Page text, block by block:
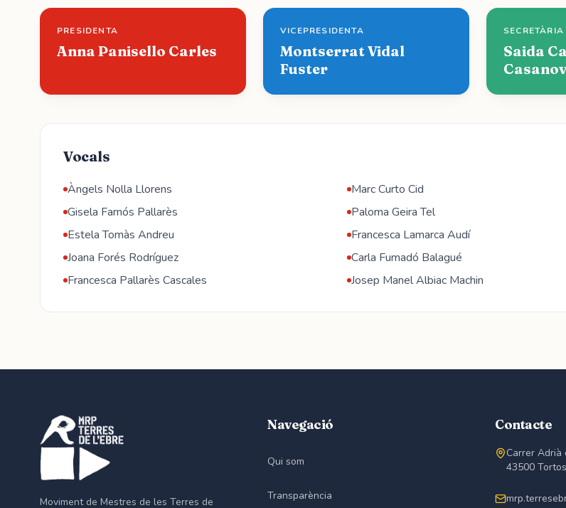
PRESIDENTA
Anna Panisello Carles
VICEPRESIDENTA
Montserrat Vidal
Fuster
SECRETÀRIA
Saida
Vocals
Àngels Nolla Llorens Marc Curto Cid
Gisela Farnós Pallarès
Paloma Geira Tel
Estela Tomàs Andreu
Francesca Lamarca Audí
Joana Forés Rodríguez
Carla Fumadó Balagué
Francesca Pallarès Cascales
Josep Manel Albiac Machin
Moviment de Mestres de les Terres de
Navegació
Qui som
Transparència
Contacte
Carrer Adrià
43500